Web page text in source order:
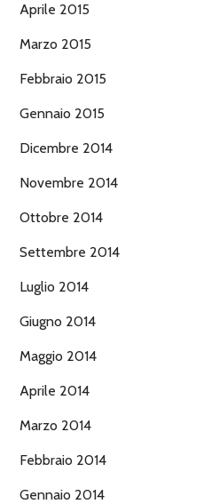
Aprile 2015
Marzo 2015
Febbraio 2015
Gennaio 2015
Dicembre 2014
Novembre 2014
Ottobre 2014
Settembre 2014
Luglio 2014
Giugno 2014
Maggio 2014
Aprile 2014
Marzo 2014
Febbraio 2014
Gennaio 2014